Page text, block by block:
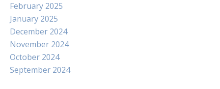
February 2025
January 2025
December 2024
November 2024
October 2024
September 2024